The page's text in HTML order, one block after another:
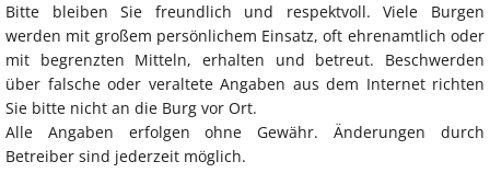
Bitte bleiben Sie freundlich und respektvoll. Viele Burgen
werden mit großem persönlichem Einsatz, oft ehrenamtlich oder
mit begrenzten Mitteln, erhalten und betreut. Beschwerden
über falsche oder veraltete Angaben aus dem Internet richten
Sie bitte nicht an die Burg vor Ort.
Alle Angaben erfolgen ohne Gewähr. Änderungen durch
Betreiber sind jederzeit möglich.